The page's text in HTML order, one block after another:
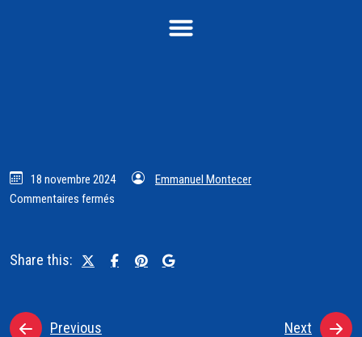
18 novembre 2024
Emmanuel Montecer
Commentaires fermés
Share this:
Previous Next